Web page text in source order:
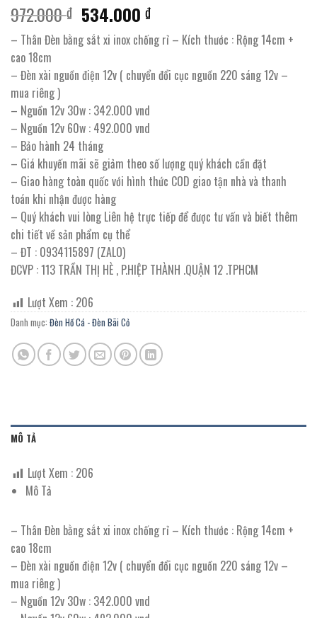
972.000₫ Giá
gốc
là:
972.000 ₫.
534.000₫Giá
hiện
tại
là:
534.000 ₫.
– Thân Đèn bằng sắt xi inox chống rỉ – Kích thước : Rộng 14cm +
cao 18cm
– Đèn xài nguồn điện 12v ( chuyển đổi cục nguồn 220 sáng 12v –
mua riêng )
– Nguồn 12v 30w : 342.000 vnd
– Nguồn 12v 60w : 492.000 vnd
– Bảo hành 24 tháng
– Giá khuyến mãi sẽ giảm theo số lượng quý khách cần đặt
– Giao hàng toàn quốc với hình thức COD giao tận nhà và thanh
toán khi nhận được hàng
– Quý khách vui lòng Liên hệ trực tiếp để được tư vấn và biết thêm
chi tiết về sản phẩm cụ thể
– ĐT : 0934115897 (ZALO)
ĐCVP : 113 TRẦN THỊ HÈ , P.HIỆP THÀNH .QUẬN 12 .TPHCM
Lượt Xem : 206
Danh mục: Đèn Hồ Cá - Đèn Bãi Cỏ
MÔ TẢ
Lượt Xem : 206
Mô Tả
– Thân Đèn bằng sắt xi inox chống rỉ – Kích thước : Rộng 14cm +
cao 18cm
– Đèn xài nguồn điện 12v ( chuyển đổi cục nguồn 220 sáng 12v –
mua riêng )
– Nguồn 12v 30w : 342.000 vnd